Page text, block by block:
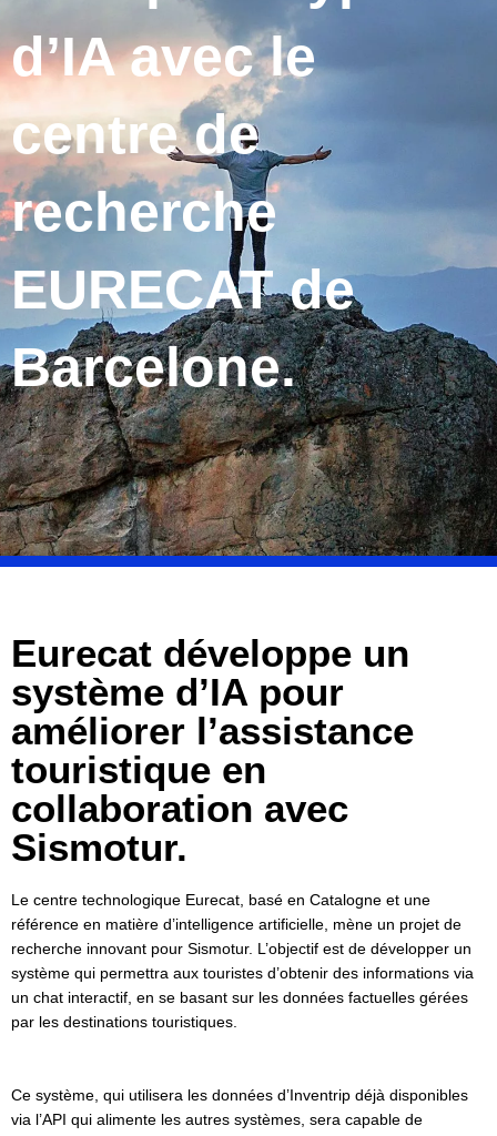
d’IA avec le
centre de
recherche
EURECAT de
Barcelone.
Eurecat développe un
système d’IA pour
améliorer l’assistance
touristique en
collaboration avec
Sismotur.
Le centre technologique Eurecat, basé en Catalogne et une
référence en matière d’intelligence artificielle, mène un projet de
recherche innovant pour Sismotur. L’objectif est de développer un
système qui permettra aux touristes d’obtenir des informations via
un chat interactif, en se basant sur les données factuelles gérées
par les destinations touristiques.
Ce système, qui utilisera les données d’Inventrip déjà disponibles
via l’API qui alimente les autres systèmes, sera capable de